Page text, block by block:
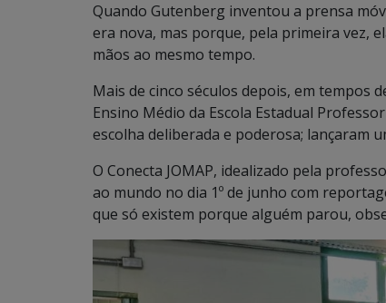
Quando Gutenberg inventou a prensa
era nova, mas porque, pela primeira vez,
mãos ao mesmo tempo.
Mais de cinco séculos depois, em tempos
Ensino Médio da Escola Estadual
escolha deliberada e poderosa; lançaram
O Conecta JOMAP, idealizado pela
ao mundo no dia 1º de junho com
que só existem porque alguém parou,